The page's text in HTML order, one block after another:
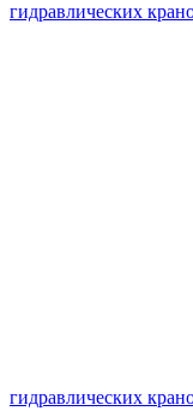
гидравлических
гидравлических